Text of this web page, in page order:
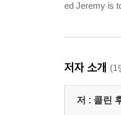
ed Jeremy is
저자 소개 (1
저 : 콜린